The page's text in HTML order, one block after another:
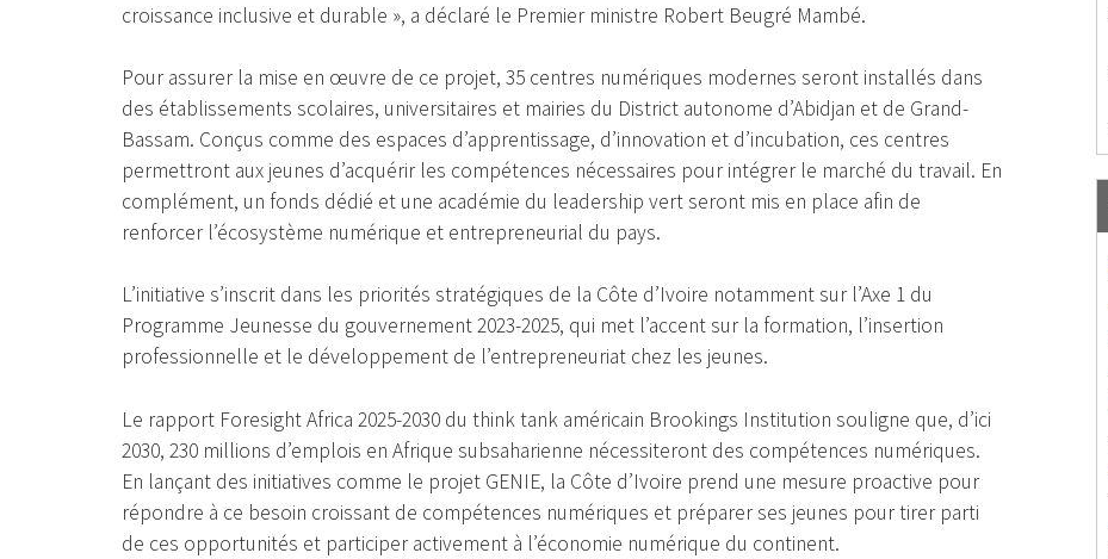
croissance inclusive et durable », a déclaré le Premier ministre Robert Beugré Mambé.
Pour assurer la mise en œuvre de ce projet, 35 centres numériques modernes seront installés dans
des établissements scolaires, universitaires et mairies du District autonome d’Abidjan et de Grand-
Bassam. Conçus comme des espaces d’apprentissage, d’innovation et d’incubation, ces centres
permettront aux jeunes d’acquérir les compétences nécessaires pour intégrer le marché du travail. En
complément, un fonds dédié et une académie du leadership vert seront mis en place afin de
renforcer l’écosystème numérique et entrepreneurial du pays.
L’initiative s’inscrit dans les priorités stratégiques de la Côte d’Ivoire notamment sur l’Axe 1 du
Programme Jeunesse du gouvernement 2023-2025, qui met l’accent sur la formation, l’insertion
professionnelle et le développement de l’entrepreneuriat chez les jeunes.
Le rapport Foresight Africa 2025-2030 du think tank américain Brookings Institution souligne que, d’ici
2030, 230 millions d’emplois en Afrique subsaharienne nécessiteront des compétences numériques.
En lançant des initiatives comme le projet GENIE, la Côte d’Ivoire prend une mesure proactive pour
répondre à ce besoin croissant de compétences numériques et préparer ses jeunes pour tirer parti
de ces opportunités et participer activement à l’économie numérique du continent.